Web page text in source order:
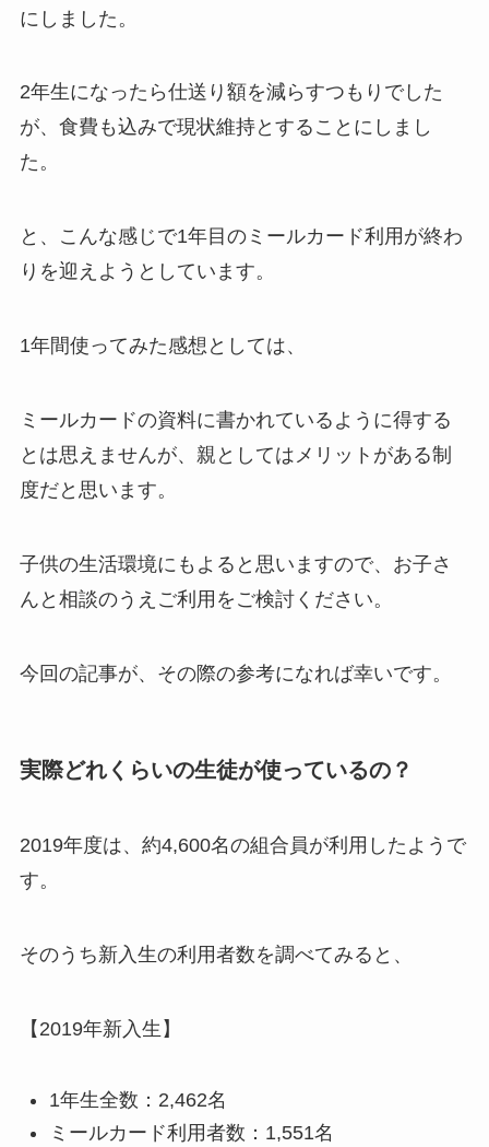
にしました。
2年生になったら仕送り額を減らすつもりでした
が、食費も込みで現状維持とすることにしまし
た。
と、こんな感じで1年目のミールカード利用が終わ
りを迎えようとしています。
1年間使ってみた感想としては、
ミールカードの資料に書かれているように得する
とは思えませんが、親としてはメリットがある制
度だと思います。
子供の生活環境にもよると思いますので、お子さ
んと相談のうえご利用をご検討ください。
今回の記事が、その際の参考になれば幸いです。
実際どれくらいの生徒が使っているの？
2019年度は、約4,600名の組合員が利用したようで
す。
そのうち新入生の利用者数を調べてみると、
【2019年新入生】
1年生全数：2,462名
ミールカード利用者数：1,551名